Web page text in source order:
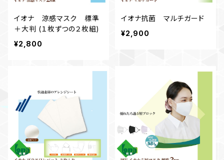
イオナ 涼感マスク 標準
＋大判 (１枚ずつの２枚組)
¥2,800
イオナ抗菌 マルチガード
¥2,900